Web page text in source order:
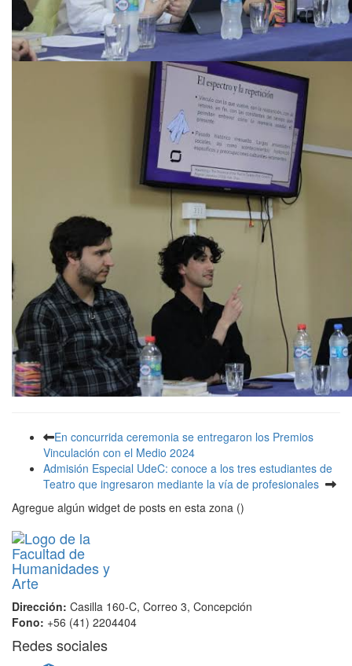
En concurrida ceremonia se entregaron los Premios
Vinculación con el Medio 2024
Admisión Especial UdeC: conoce a los tres estudiantes de
Teatro que ingresaron mediante la vía de profesionales
Agregue algún widget de posts en esta zona ()
Dirección: Casilla 160-C, Correo 3, Concepción
Fono: +56 (41) 2204404
Redes sociales